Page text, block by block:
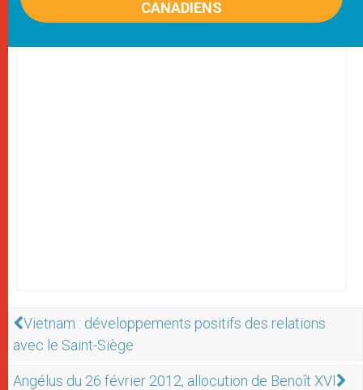
CANADIENS
Vietnam : développements positifs des relations
avec le Saint-Siège
Angélus du 26 février 2012, allocution de Benoît XVI